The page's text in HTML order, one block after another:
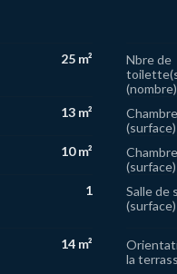
25 m²
Nbre de
(nombre)
13 m²
(surface)
10 m²
(surface)
1
Salle de
(surface)
14 m²
la